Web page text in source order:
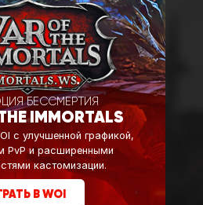
БЕССМЕРТИЯ
IMMORTALS
с улучшенной графикой,
PvP и расширенными
кастомизации.
В WOI